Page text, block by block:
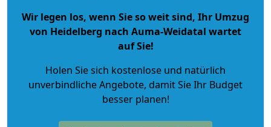
Wir legen los, wenn Sie so weit sind, Ihr Umzug
von Heidelberg nach Auma-Weidatal wartet
auf Sie!
Holen Sie sich kostenlose und natürlich
unverbindliche Angebote, damit Sie Ihr Budget
besser planen!